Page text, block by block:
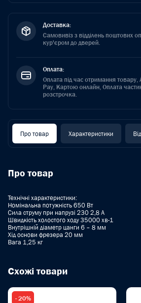
Доставка:
Самовивіз з відділень поштових
кур'єром до дверей.
Оплата:
Оплата під час отримання
Pay, Картою онлайн, Оплата
розстрочка.
Про товар Характеристики
Про товар
Технічні характеристики:
Номінальна потужність 650 Вт
Сила струму при напрузі 230 2,8 А
Швидкість холостого ходу 35000 хв-1
Внутрішній діаметр цанги 6 – 8 мм
Хід основи фрезера 20 мм
Вага 1,25 кг
Схожі товари
- 20%